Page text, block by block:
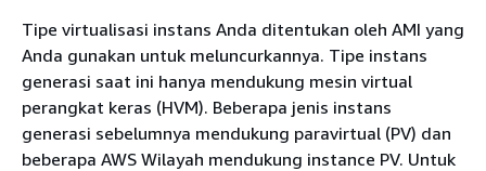
Tipe virtualisasi instans Anda ditentukan oleh AMI yang
Anda gunakan untuk meluncurkannya. Tipe instans
generasi saat ini hanya mendukung mesin virtual
perangkat keras (HVM). Beberapa jenis instans
generasi sebelumnya mendukung paravirtual (PV) dan
beberapa AWS Wilayah mendukung instance PV. Untuk